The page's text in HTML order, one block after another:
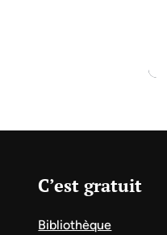
C’est gratuit
Bibliothèque